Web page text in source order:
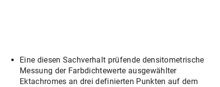
Eine diesen Sachverhalt prüfende densitometrische
Messung der Farbdichtewerte ausgewählter
Ektachromes an drei definierten Punkten auf dem